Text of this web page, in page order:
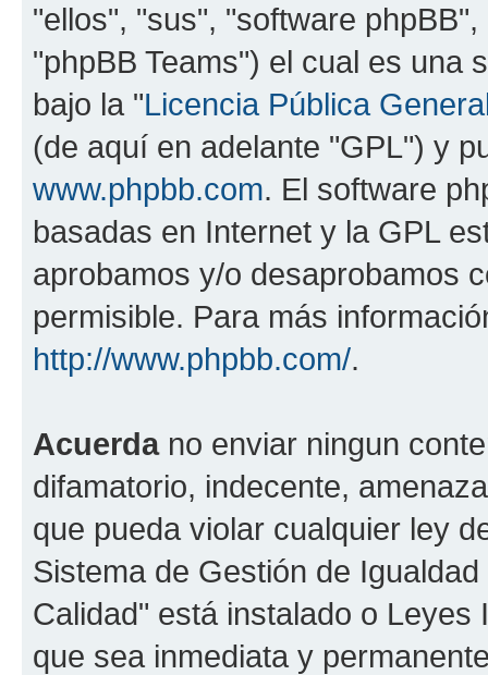
"ellos", "sus", "software
"phpBB Teams") el cual es una
bajo la "Licencia Pública
(de aquí en adelante "GPL") y
www.phpbb.com. El software
basadas en Internet y la GPL
aprobamos y/o desaprobamos
permisible. Para más
http://www.phpbb.com/.
Acuerdano enviar ningun
difamatorio, indecente,
que pueda violar cualquier ley
Sistema de Gestión de
Calidad" está instalado o
que sea inmediata y